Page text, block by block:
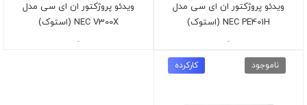
ویدئو پروژکتور ان ای سی مدل
NEC PE401H (استوک)
-
ویدئو پروژکتور ان ای سی مدل
NEC V300X (استوک)
-
ناموجود کارکرده